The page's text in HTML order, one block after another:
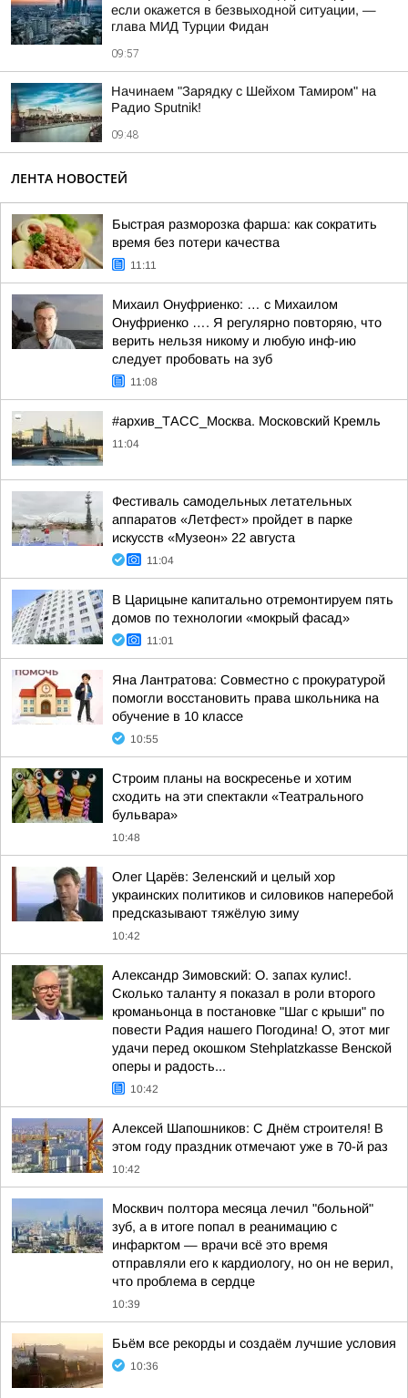
если окажется в безвыходной ситуации, —
глава МИД Турции Фидан
09:57
Начинаем "Зарядку с Шейхом Тамиром" на
Радио Sputnik!
09:48
ЛЕНТА НОВОСТЕЙ
Быстрая разморозка фарша: как сократить
время без потери качества
11:11
Михаил Онуфриенко: … с Михаилом
Онуфриенко …. Я регулярно повторяю, что
верить нельзя никому и любую инф-ию
следует пробовать на зуб
11:08
#архив_ТАСС_Москва. Московский Кремль
11:04
Фестиваль самодельных летательных
аппаратов «Летфест» пройдет в парке
искусств «Музеон» 22 августа
11:04
В Царицыне капитально отремонтируем пять
домов по технологии «мокрый фасад»
11:01
Яна Лантратова: Совместно с прокуратурой
помогли восстановить права школьника на
обучение в 10 классе
10:55
Строим планы на воскресенье и хотим
сходить на эти спектакли «Театрального
бульвара»
10:48
Олег Царёв: Зеленский и целый хор
украинских политиков и силовиков наперебой
предсказывают тяжёлую зиму
10:42
Александр Зимовский: О. запах кулис!.
Сколько таланту я показал в роли второго
кроманьонца в постановке "Шаг с крыши" по
повести Радия нашего Погодина! О, этот миг
удачи перед окошком Stehplatzkasse Венской
оперы и радость...
10:42
Алексей Шапошников: С Днём строителя! В
этом году праздник отмечают уже в 70-й раз
10:42
Москвич полтора месяца лечил "больной"
зуб, а в итоге попал в реанимацию с
инфарктом — врачи всё это время
отправляли его к кардиологу, но он не верил,
что проблема в сердце
10:39
Бьём все рекорды и создаём лучшие условия
10:36